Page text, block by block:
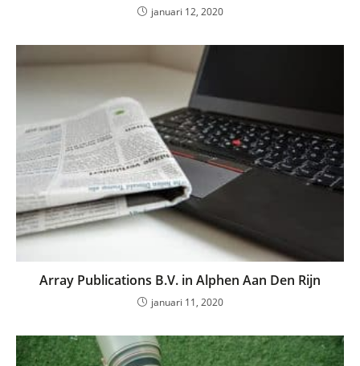
januari 12, 2020
Array Publications B.V. in Alphen Aan Den Rijn
januari 11, 2020